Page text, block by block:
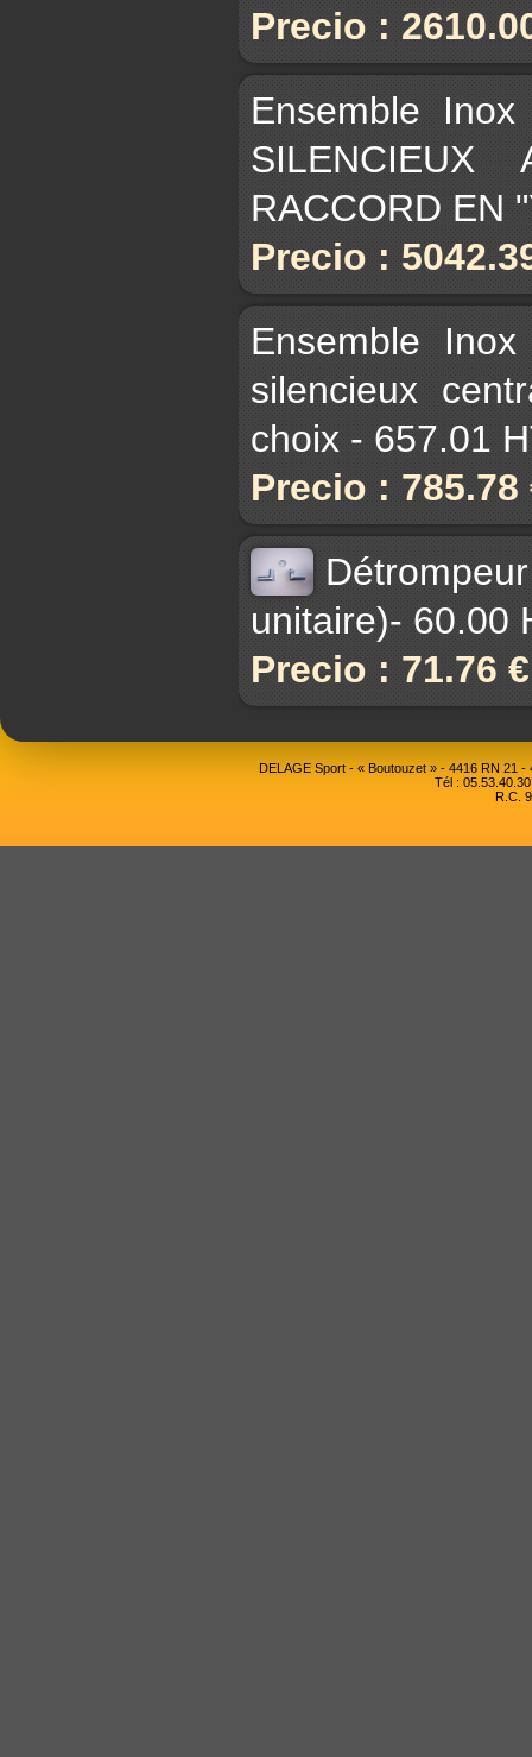
Precio :
Ensemble
RACCORD EN
Precio :
Ensemble
silencieux
choix - 657.01
Precio : 785.78
unitaire)- 60.00
Precio : 71.76
DELAGE Sport - « Boutouzet » - 4416 RN 21
Tél :
R.C.